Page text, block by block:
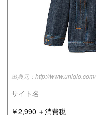
http://www.uniqlo.com/
サイト名
￥2,990 ＋消費税